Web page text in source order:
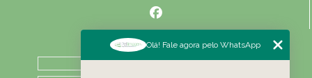
MENU
HOME
Olá! Fale agora pelo WhatsApp